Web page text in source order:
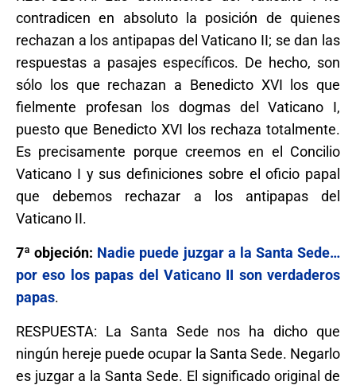
contradicen en absoluto la posición de quienes
rechazan a los antipapas del Vaticano II; se dan las
respuestas a pasajes específicos. De hecho, son
sólo los que rechazan a Benedicto XVI los que
fielmente profesan los dogmas del Vaticano I,
puesto que Benedicto XVI los rechaza totalmente.
Es precisamente porque creemos en el Concilio
Vaticano I y sus definiciones sobre el oficio papal
que debemos rechazar a los antipapas del
Vaticano II.
7ª objeción: Nadie puede juzgar a la Santa Sede…
por eso los papas del Vaticano II son verdaderos
papas.
RESPUESTA: La Santa Sede nos ha dicho que
ningún hereje puede ocupar la Santa Sede. Negarlo
es juzgar a la Santa Sede. El significado original de